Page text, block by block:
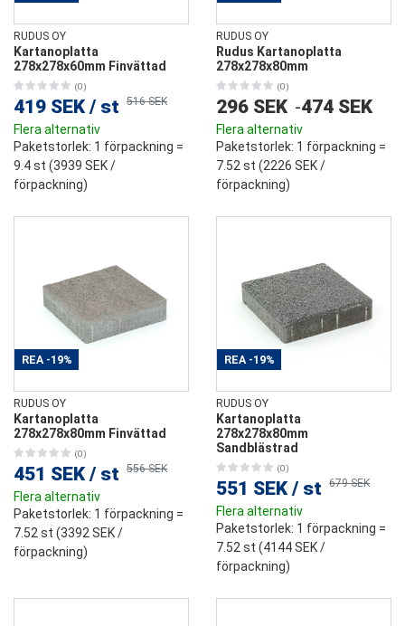
RUDUS OY
Kartanoplatta
278x278x60mm Finvättad
(0)
419 SEK / st 516 SEK
Flera alternativ
Paketstorlek: 1 förpackning =
9.4 st (3939 SEK/
förpackning)
RUDUS OY
Rudus Kartanoplatta
278x278x80mm
(0)
296 SEK -474 SEK
Flera alternativ
Paketstorlek: 1 förpackning =
7.52 st (2226 SEK/
förpackning)
REA -19%
RUDUS OY
Kartanoplatta
278x278x80mm Finvättad
(0)
451 SEK / st 556 SEK
Flera alternativ
Paketstorlek: 1 förpackning =
7.52 st (3392 SEK/
förpackning)
REA -19%
RUDUS OY
Kartanoplatta
278x278x80mm
Sandblästrad
(0)
551 SEK / st 679 SEK
Flera alternativ
Paketstorlek: 1 förpackning =
7.52 st (4144 SEK/
förpackning)